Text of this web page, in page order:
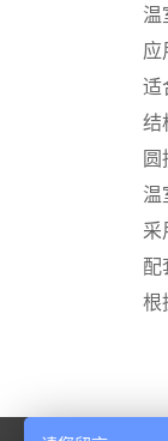
温室
应用
适合
结构
圆
温室
采用
配套
根据